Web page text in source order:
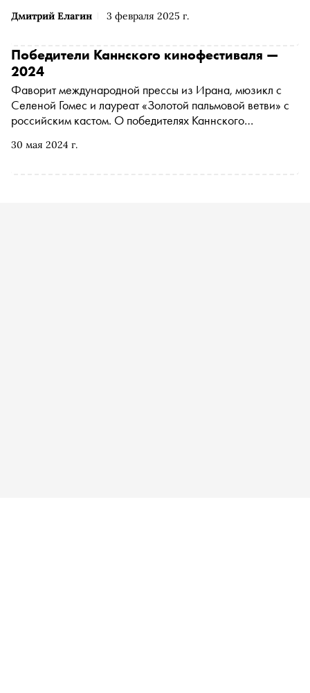
Дмитрий Елагин 3 февраля 2025 г.
30 мая 2024 г.
Победители Каннского кинофестиваля —
2024
Фаворит международной прессы из Ирана, мюзикл с
Селеной Гомес и лауреат «Золотой пальмовой ветви» с
российским кастом. О победителях Каннского